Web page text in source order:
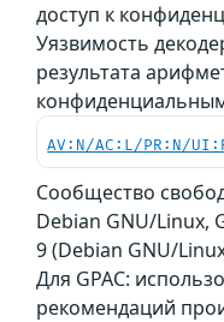
доступ к
Уязвимость
результата
AV:N/AC:L/PR:N/
Сообщество
Debian GNU/Linux,
9 (Debian GNU/
Для GPAC:
рекомендаций